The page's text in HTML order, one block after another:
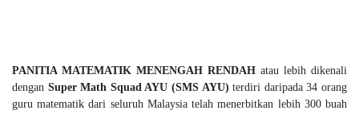
PANITIA MATEMATIK MENENGAH RENDAH atau lebih dikenali
dengan Super Math Squad AYU (SMS AYU) terdiri daripada 34 orang
guru matematik dari seluruh Malaysia telah menerbitkan lebih 300 buah